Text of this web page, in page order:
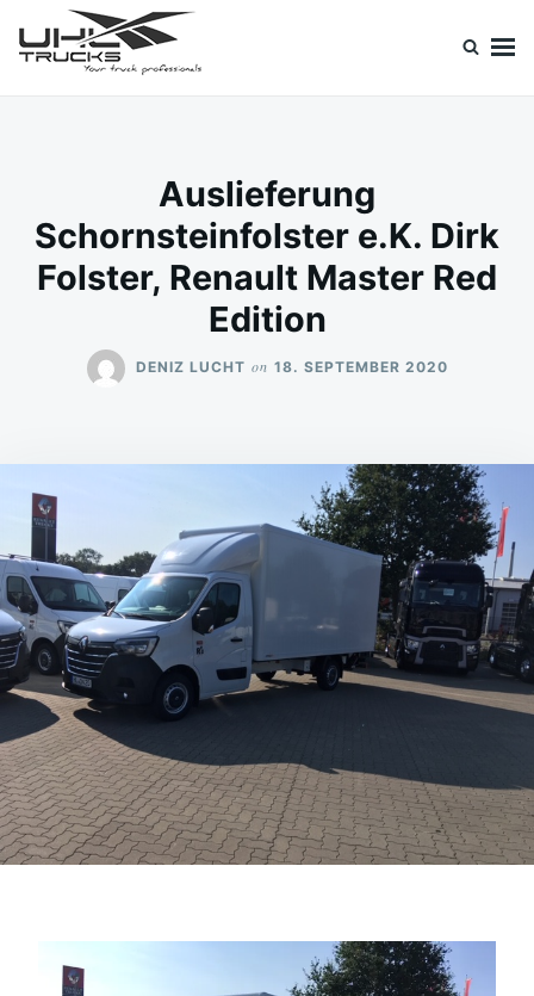
Search
for:
Auslieferung
Schornsteinfolster e.K. Dirk
Folster, Renault Master Red
Edition
DENIZ LUCHT on 18. SEPTEMBER 2020